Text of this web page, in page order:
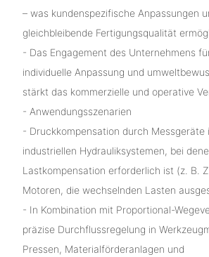
– was kundenspezifische Anpassungen
gleichbleibende Fertigungsqualität
- Das Engagement des Unternehmens
individuelle Anpassung und
stärkt das kommerzielle und operative
- Anwendungsszenarien
- Druckkompensation durch Messgeräte
industriellen Hydrauliksystemen, bei
Lastkompensation erforderlich ist (z. B.
Motoren, die wechselnden Lasten
- In Kombination mit Proportional-
präzise Durchflussregelung in
Pressen, Materialförderanlagen und